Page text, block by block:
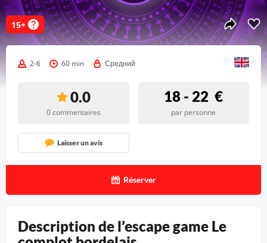
15+
Description de l’escape game Le
2-6 60 min Средний
0.0
0 commentaires
18 - 22 €
par personne
Laisser un avis
Réserver